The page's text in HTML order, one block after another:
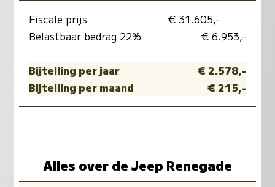
Fiscale prijs
€ 31.605,-
Belastbaar bedrag 22%
€ 6.953,-
Bijtelling per jaar
€ 2.578,-
Bijtelling per maand
€ 215,-
Alles over de Jeep Renegade